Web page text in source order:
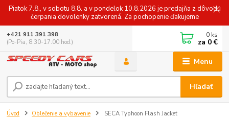
Piatok 7.8., v sobotu 8.8. a v pondelok 10.8.2026 je predajňa z dôvodu
čerpania dovolenky zatvorená. Za pochopenie ďakujeme
Menu
Hľadať
+421 911 391 398
(Po-Pia, 8.30-17.00 hod.)
0 ks
za 0 €
Úvod Oblečenie a vybavenie SECA Typhoon Flash Jacket